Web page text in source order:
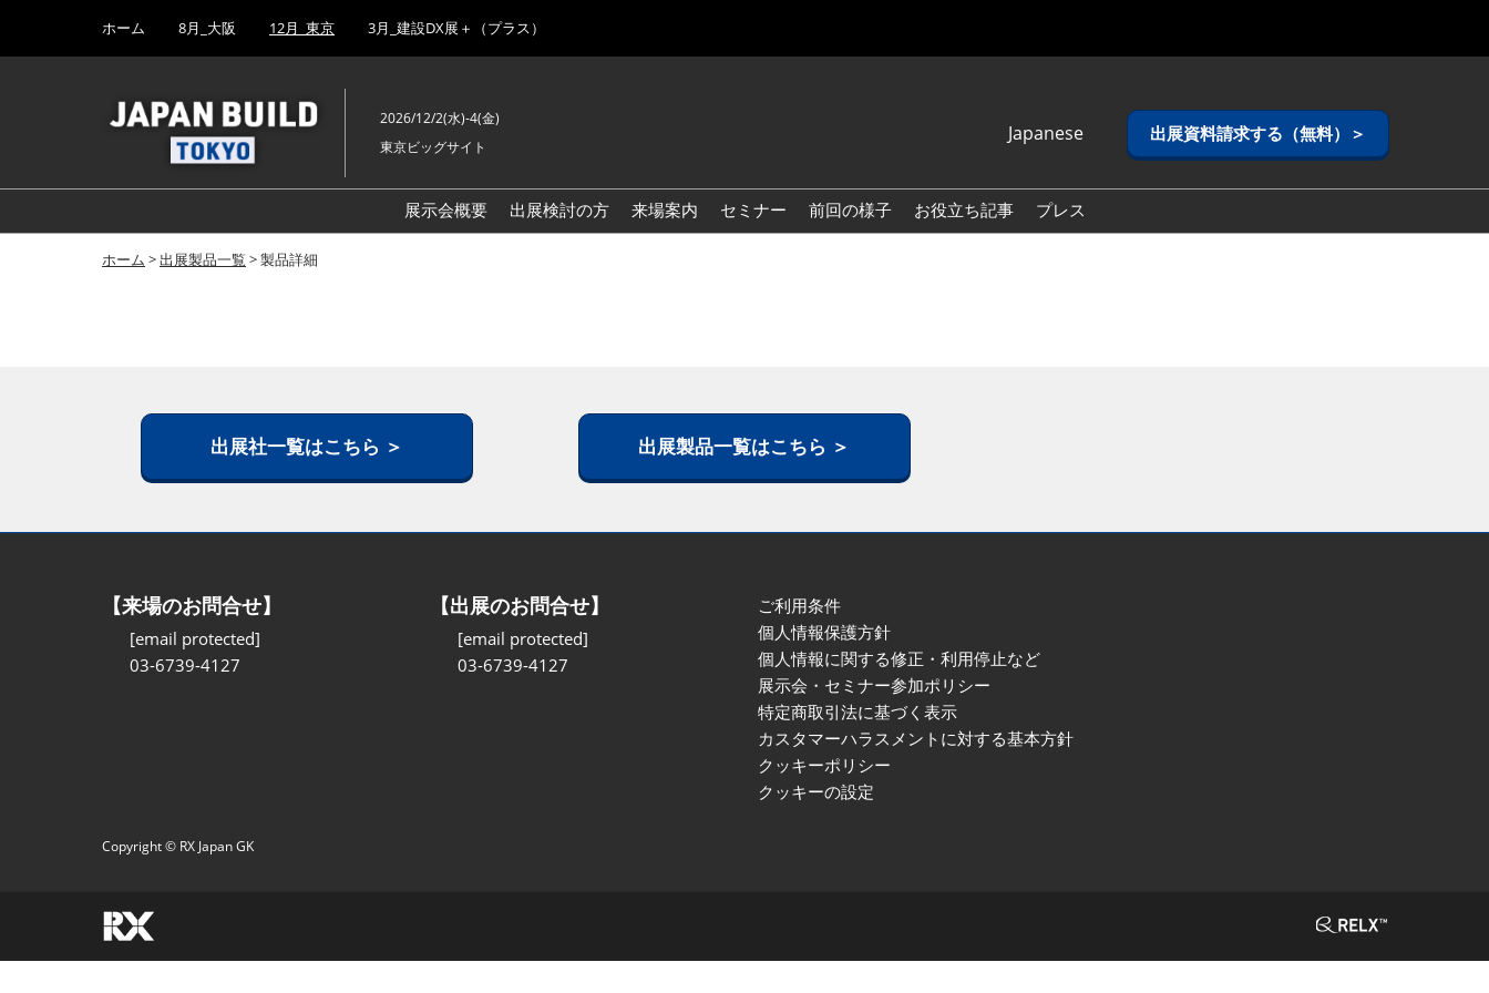
キ
し
to
ホーム 8月_大阪 12月_東京 3月_建設DX展＋（プラス）
2026/12/2(水)-4(金)
東京ビッグサイト
Japanese
English
Korean (Naver
出展資料請求する（無料）＞
展示会概要 出展検討の方 来場案内 セミナー 前回の様子 お役立ち記事 プレス
ホーム >出展製品一覧 > 製品詳細
出展社一覧はこちら ＞ 出展製品一覧はこちら ＞
【来場のお問合せ】
[email protected]
03-6739-4127
【出展のお問合せ】
[email protected]
03-6739-4127
ご利用条件
個人情報保護方針
個人情報に関する修正・利用停止など
展示会・セミナー参加ポリシー
特定商取引法に基づく表示
カスタマーハラスメントに対する基本方針
クッキーポリシー
クッキーの設定
Copyright © RX Japan GK